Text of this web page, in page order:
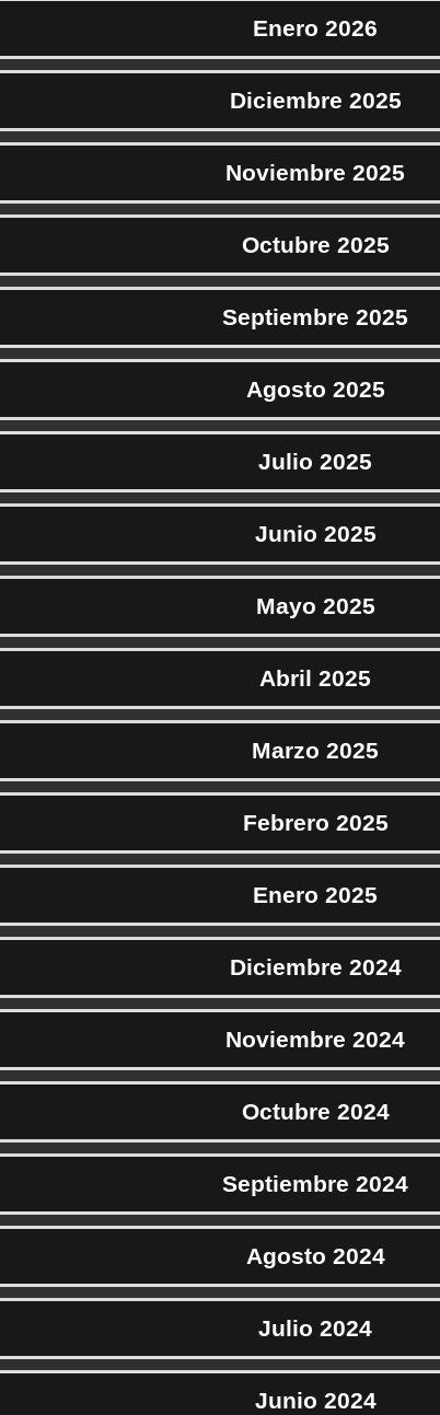
Enero 2026
Diciembre 2025
Noviembre 2025
Octubre 2025
Septiembre 2025
Agosto 2025
Julio 2025
Junio 2025
Mayo 2025
Abril 2025
Marzo 2025
Febrero 2025
Enero 2025
Diciembre 2024
Noviembre 2024
Octubre 2024
Septiembre 2024
Agosto 2024
Julio 2024
Junio 2024